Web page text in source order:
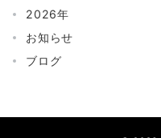
2026年
お知らせ
ブログ